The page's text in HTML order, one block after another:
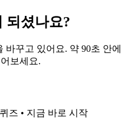
되셨나요?
꾸고 있어요. 약 90초 안에
보세요.
즈 • 지금 바로 시작